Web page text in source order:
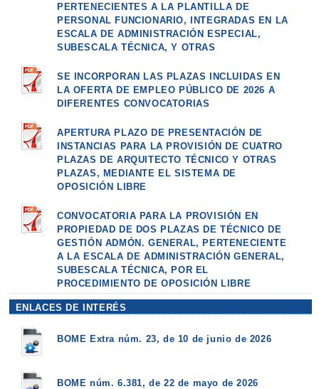
PERTENECIENTES A LA PLANTILLA DE
PERSONAL FUNCIONARIO, INTEGRADAS EN LA
ESCALA DE ADMINISTRACIÓN ESPECIAL,
SUBESCALA TÉCNICA, Y OTRAS
SE INCORPORAN LAS PLAZAS INCLUIDAS EN
LA OFERTA DE EMPLEO PÚBLICO DE 2026 A
DIFERENTES CONVOCATORIAS
APERTURA PLAZO DE PRESENTACIÓN DE
INSTANCIAS PARA LA PROVISIÓN DE CUATRO
PLAZAS DE ARQUITECTO TÉCNICO Y OTRAS
PLAZAS, MEDIANTE EL SISTEMA DE
OPOSICIÓN LIBRE
CONVOCATORIA PARA LA PROVISIÓN EN
PROPIEDAD DE DOS PLAZAS DE TÉCNICO DE
GESTIÓN ADMÓN. GENERAL, PERTENECIENTE
A LA ESCALA DE ADMINISTRACIÓN GENERAL,
SUBESCALA TÉCNICA, POR EL
PROCEDIMIENTO DE OPOSICIÓN LIBRE
ENLACES DE INTERÉS
BOME Extra núm. 23, de 10 de junio de 2026
BOME núm. 6.381, de 22 de mayo de 2026